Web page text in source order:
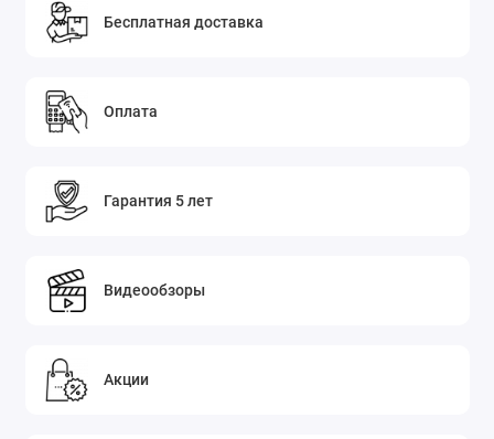
Бесплатная доставка
Оплата
Гарантия 5 лет
Видеообзоры
Акции